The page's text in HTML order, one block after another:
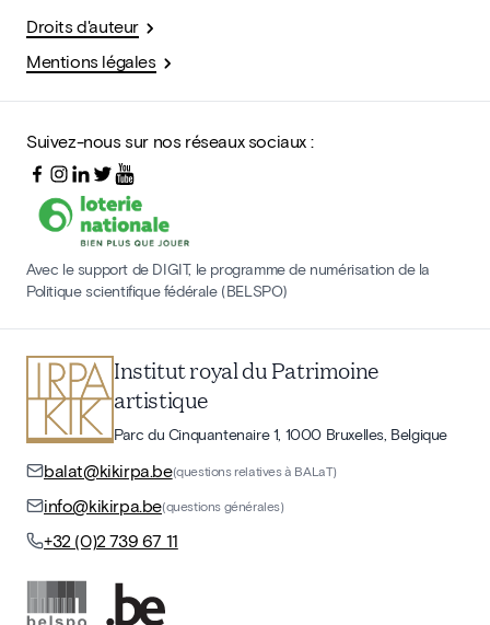
Droits d'auteur
Mentions légales
Suivez-nous sur nos réseaux sociaux :
Avec le support de DIGIT, le programme de numérisation de la
Politique scientifique fédérale (BELSPO)
Institut royal du Patrimoine
artistique
Parc du Cinquantenaire 1, 1000 Bruxelles, Belgique
balat@kikirpa.be(questions relatives à BALaT)
info@kikirpa.be(questions générales)
+32 (0)2 739 67 11